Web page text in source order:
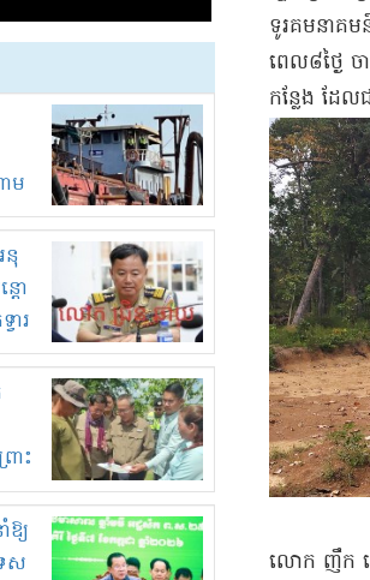
ម
ៅ
ោ
ារ
មួញ
ង
ោះ
!
យ
េស
ទូរគមនាគម
ពេល​៨​ថ្ងៃ
កន្លែង ដែ
លោក ញឹក ក